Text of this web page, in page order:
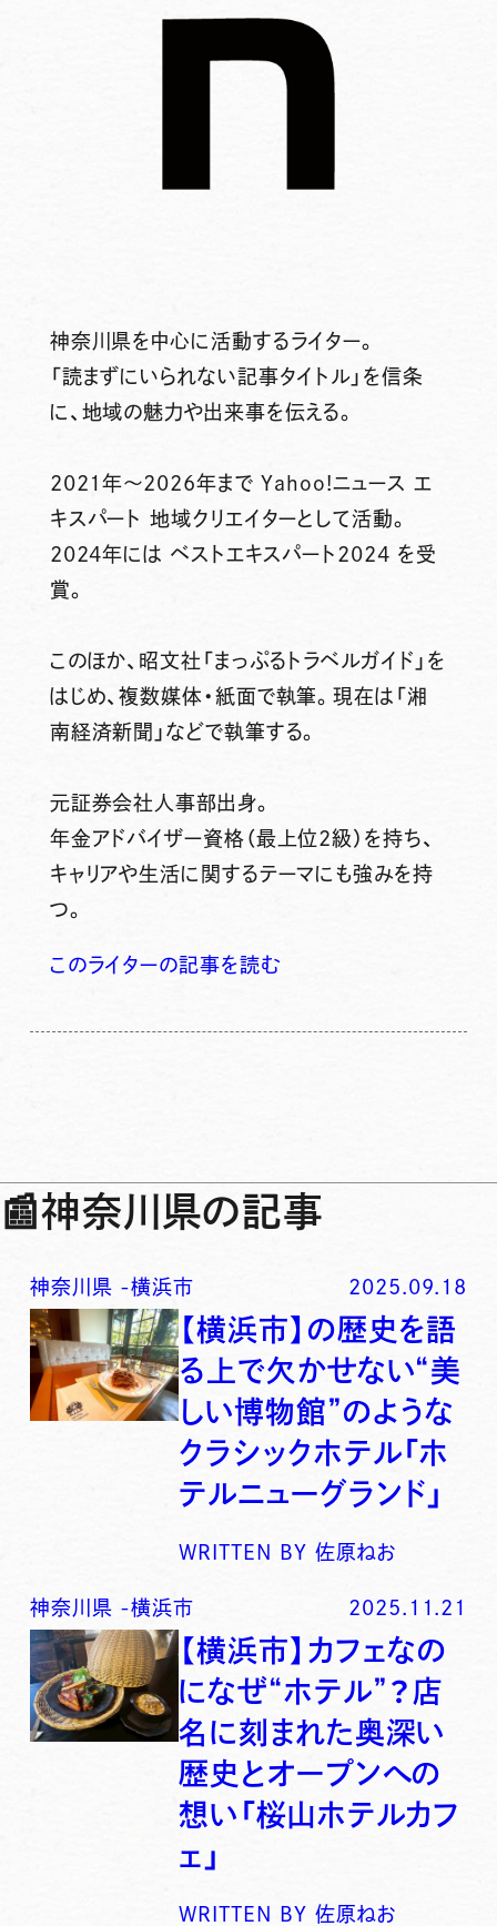
神奈川県を中心に活動するライター。
「読まずにいられない記事タイトル」を信条
に、地域の魅力や出来事を伝える。
2021年～2026年まで Yahoo!ニュース エ
キスパート 地域クリエイターとして活動。
2024年には ベストエキスパート2024 を受
賞。
このほか、昭文社「まっぷるトラベルガイド」を
はじめ、複数媒体・紙面で執筆。現在は「湘
南経済新聞」などで執筆する。
元証券会社人事部出身。
年金アドバイザー資格（最上位2級）を持ち、
キャリアや生活に関するテーマにも強みを持
つ。
このライターの記事を読む
📰神奈川県の記事
神奈川県 -横浜市 2025.09.18
【横浜市】の歴史を語
る上で欠かせない“美
しい博物館”のような
クラシックホテル「ホ
テルニューグランド」
WRITTEN BY 佐原ねお
神奈川県 -横浜市 2025.11.21
【横浜市】カフェなの
になぜ“ホテル”？店
名に刻まれた奥深い
歴史とオープンへの
想い「桜山ホテルカフ
ェ」
WRITTEN BY 佐原ねお